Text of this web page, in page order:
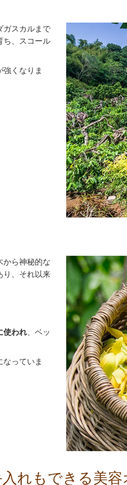
ガスカルまで
ち、スコール
くなりま
から神秘的な
り、それ以来
使われ、ベッ
っていま
れもできる美